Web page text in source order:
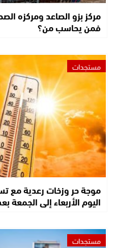
مركز بزو الصاعد ومركزه
فمن يحاسب من؟
مستجدات
موجة حر وزخات رعدية مع
اليوم الأربعاء إلى
مستجدات